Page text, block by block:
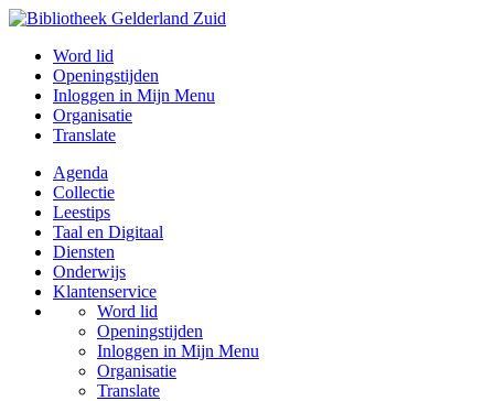
Word lid
Openingstijden
Inloggen in Mijn Menu
Organisatie
Translate
Agenda
Collectie
Leestips
Taal en Digitaal
Diensten
Onderwijs
Klantenservice
Word lid
Openingstijden
Inloggen in Mijn Menu
Organisatie
Translate